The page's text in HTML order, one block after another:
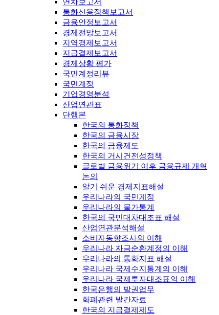
연차보고서
통화신용정책보고서
금융안정보고서
경제전망보고서
지역경제보고서
지급결제보고서
경제상황 평가
국민계정리뷰
국민계정
기업경영분석
산업연관표
단행본
한국의 통화정책
한국의 금융시장
한국의 금융제도
한국의 거시건전성정책
글로벌 금융위기 이후 금융규제 개혁
논의
알기 쉬운 경제지표해설
우리나라의 국민계정
우리나라의 물가통계
한국의 국민대차대조표 해설
산업연관분석해설
소비자동향조사의 이해
우리나라 자금순환계정의 이해
우리나라의 통화지표 해설
우리나라 국제수지통계의 이해
우리나라 국제투자대조표의 이해
한국은행의 발권업무
화폐관련 발간자료
한국의 지급결제제도